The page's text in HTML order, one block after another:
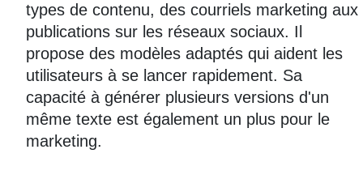
types de contenu, des courriels marketing aux
publications sur les réseaux sociaux. Il
propose des modèles adaptés qui aident les
utilisateurs à se lancer rapidement. Sa
capacité à générer plusieurs versions d'un
même texte est également un plus pour le
marketing.